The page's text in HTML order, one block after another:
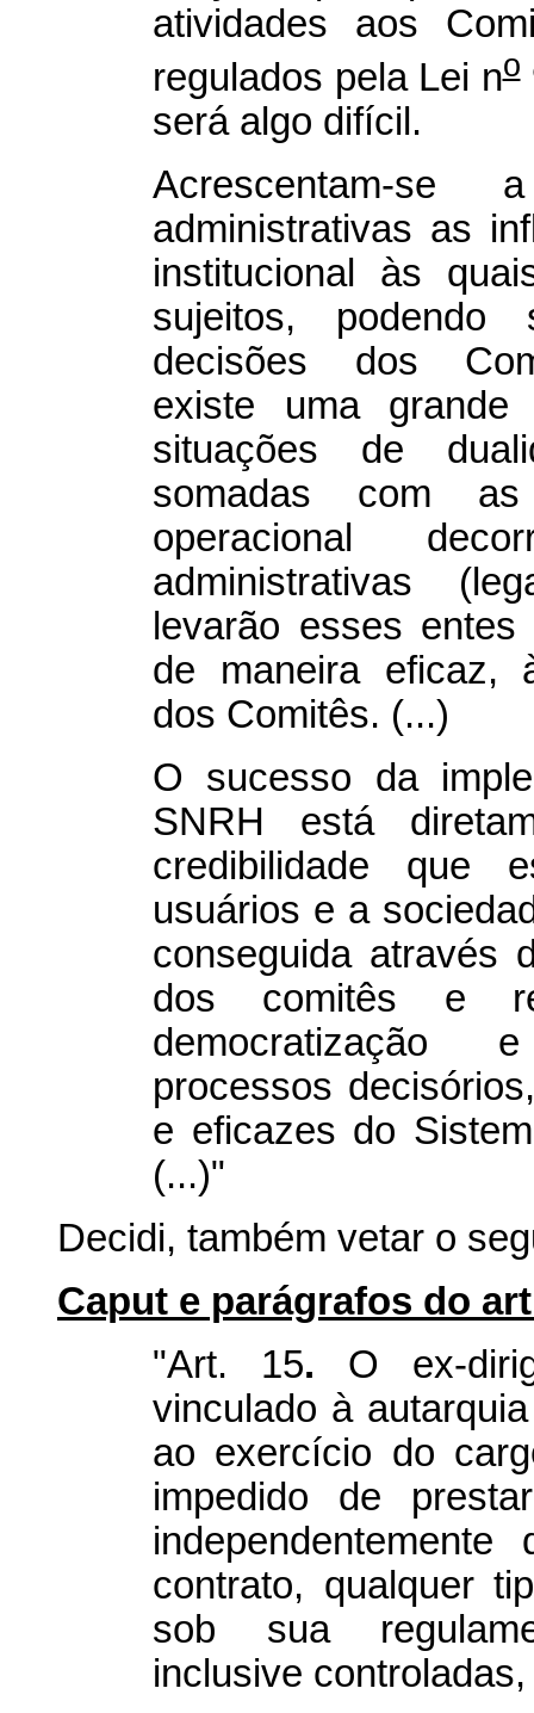
atividades aos
regulados pela Lei no
será algo difícil.
Acrescentam-se
administrativas as
institucional às
sujeitos,
decisões dos
existe uma grande
situações de
somadas com
operacional
administrativas
levarão esses
de maneira eficaz,
dos Comitês. (...)
O sucesso da
SNRH está
credibilidade que
usuários e a
conseguida através
dos comitês e
democratização
processos
e eficazes do
(...)"
Decidi, também vetar o
Caput e parágrafos do
"Art. 15. O ex-
vinculado à
ao exercício do
impedido de
contrato, qualquer
sob sua
inclusive